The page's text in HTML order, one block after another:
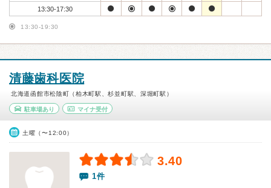
13:30-17:30
13:30-19:30
清藤歯科医院
北海道函館市松陰町（柏木町駅、杉並町駅、深堀町駅）
駐車場あり マイナ受付
土曜（〜12:00）
3.40
1件